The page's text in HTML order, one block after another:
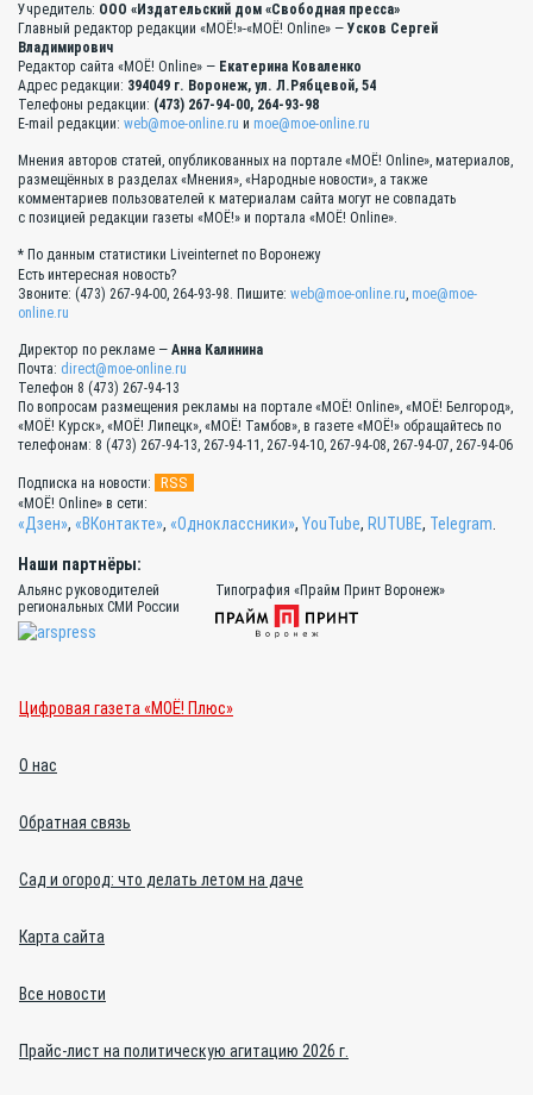
Учредитель: ООО «Издательский дом «Свободная пресса»
Главный редактор редакции «МОЁ!»-«МОЁ! Online» — Усков Сергей
Владимирович
Редактор сайта «МОЁ! Online» — Екатерина Коваленко
Адрес редакции: 394049 г. Воронеж, ул. Л.Рябцевой, 54
Телефоны редакции: (473) 267-94-00, 264-93-98
E-mail редакции: web@moe-online.ru и moe@moe-online.ru
Мнения авторов статей, опубликованных на портале «МОЁ! Online», материалов,
размещённых в разделах «Мнения», «Народные новости», а также
комментариев пользователей к материалам сайта могут не совпадать
с позицией редакции газеты «МОЁ!» и портала «МОЁ! Online».
* По данным статистики Liveinternet по Воронежу
Есть интересная новость?
Звоните: (473) 267-94-00, 264-93-98. Пишите: web@moe-online.ru, moe@moe-
online.ru
Директор по рекламе — Анна Калинина
Почта: direct@moe-online.ru
Телефон 8 (473) 267-94-13
По вопросам размещения рекламы на портале «МОЁ! Online», «МОЁ! Белгород»,
«МОЁ! Курск», «МОЁ! Липецк», «МОЁ! Тамбов», в газете «МОЁ!» обращайтесь по
телефонам: 8 (473) 267-94-13, 267-94-11, 267-94-10, 267-94-08, 267-94-07, 267-94-06
Подписка на новости: RSS
«МОЁ! Online» в сети:
«Дзен», «ВКонтакте», «Одноклассники», YouTube, RUTUBE, Telegram
Наши партнёры:
Альянс руководителей
региональных СМИ России
Типография «Прайм Принт Воронеж»
Цифровая газета «МОЁ! Плюс»
О нас
Обратная связь
Сад и огород: что делать летом на даче
Карта сайта
Все новости
Прайс-лист на политическую агитацию 2026 г.